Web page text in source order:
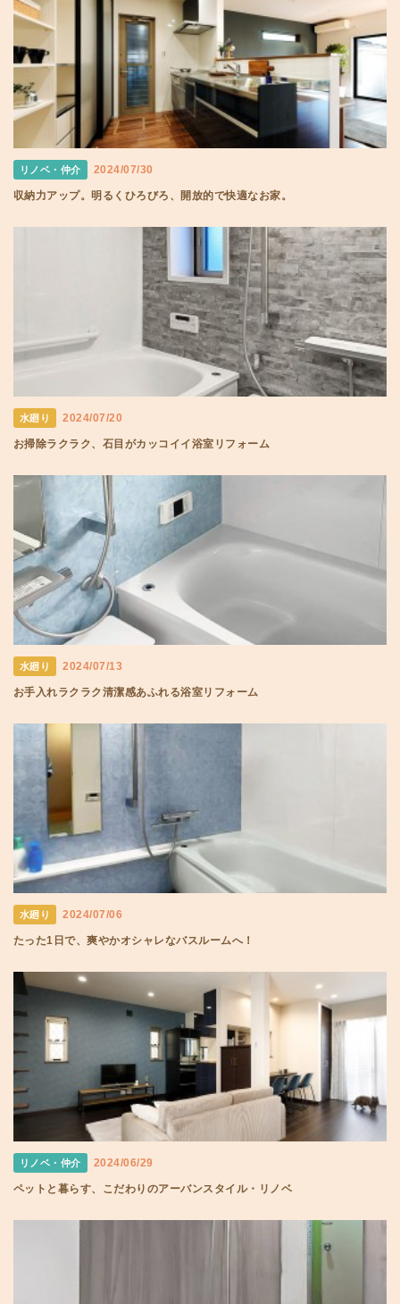
リノベ・仲介 2024/07/30
収納力アップ。明るくひろびろ、開放的で快適なお家。
水廻り 2024/07/20
お掃除ラクラク、石目がカッコイイ浴室リフォーム
水廻り 2024/07/13
お手入れラクラク清潔感あふれる浴室リフォーム
水廻り 2024/07/06
たった1日で、爽やかオシャレなバスルームへ！
リノベ・仲介 2024/06/29
ペットと暮らす、こだわりのアーバンスタイル・リノベ